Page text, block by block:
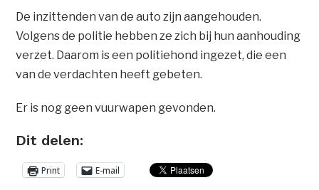
De inzittenden van de auto zijn aangehouden.
Volgens de politie hebben ze zich bij hun aanhouding
verzet. Daarom is een politiehond ingezet, die een
van de verdachten heeft gebeten.
Er is nog geen vuurwapen gevonden.
Dit delen:
Print E-mail